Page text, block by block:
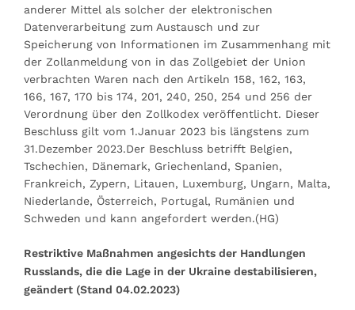
anderer Mittel als solcher der elektronischen
Datenverarbeitung zum Austausch und zur
Speicherung von Informationen im Zusammenhang mit
der Zollanmeldung von in das Zollgebiet der Union
verbrachten Waren nach den Artikeln 158, 162, 163,
166, 167, 170 bis 174, 201, 240, 250, 254 und 256 der
Verordnung über den Zollkodex veröffentlicht. Dieser
Beschluss gilt vom 1.Januar 2023 bis längstens zum
31.Dezember 2023.Der Beschluss betrifft Belgien,
Tschechien, Dänemark, Griechenland, Spanien,
Frankreich, Zypern, Litauen, Luxemburg, Ungarn, Malta,
Niederlande, Österreich, Portugal, Rumänien und
Schweden und kann angefordert werden.(HG)
Restriktive Maßnahmen angesichts der Handlungen
Russlands, die die Lage in der Ukraine destabilisieren,
geändert (Stand 04.02.2023)